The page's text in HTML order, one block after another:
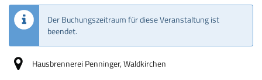
Der Buchungszeitraum für diese Veranstaltung ist
beendet.
Hausbrennerei Penninger, Waldkirchen